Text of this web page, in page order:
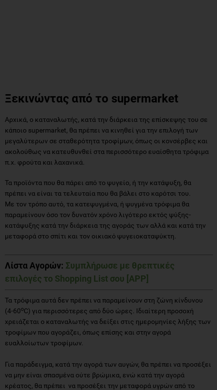
Ξεκινώντας από το supermarket
Αρχικά, ο καταναλωτής, κατά την διάρκεια της επίσκεψης του σε
κάποιο supermarket, θα πρέπει να κινηθεί για την επιλογή των
μεγαλύτερων σε σταθερότητα τροφίμων, όπως οι κονσέρβες και
ακολούθως να κατευθυνθεί στα περισσότερο ευαίσθητα τρόφιμα
π.χ. φρούτα και λαχανικά.
Τα προϊόντα που θα πάρει από το ψυγείο, ή την κατάψυξη, θα
πρέπει να είναι τα τελευταία που θα βάλει στο καρότσι του.
Με τον τρόπο αυτό, τα κατεψυγμένα, ή ψυγμένα τρόφιμα θα
παραμείνουν όσο τον δυνατόν χρόνο λιγότερο εκτός ψύξης-
κατάψυξης κατά την διάρκεια της αγοράς των αλλά και κατά την
μεταφορά στο σπίτι και τον οικιακό ψυγειοκαταψύκτη.
Λίστα Αγορών: Συμπλήρωσε με θρεπτικές
επιλογές το Shopping List σου [APP]
Τα τρόφιμα αυτά δεν πρέπει να παραμείνουν στη ζώνη κίνδυνου
(4-60oC) για περισσότερες από δύο ώρες. Ιδιαίτερη προσοχή
χρειάζεται ο καταναλωτής να δείξει στις ημερομηνίες λήξης των
τροφίμων που αγοράζει, όπως επίσης και στην αγορά
ευαλλοίωτων τροφίμων.
Για παράδειγμα, κατά την αγορά των αυγών, θα πρέπει να προσέξει
να μην είναι σπασμένα ούτε βρώμικα, ενώ κατά την αγορά
κρέατος, θα πρέπει να προσέξει την μεταφορά υγρών από το